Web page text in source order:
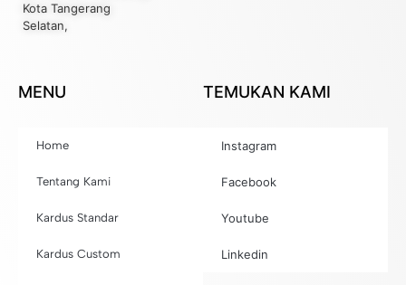
Kota Tangerang
Selatan,
MENU
Home
Tentang Kami
Kardus Standar
Kardus Custom
TEMUKAN KAMI
Instagram
Facebook
Youtube
Linkedin